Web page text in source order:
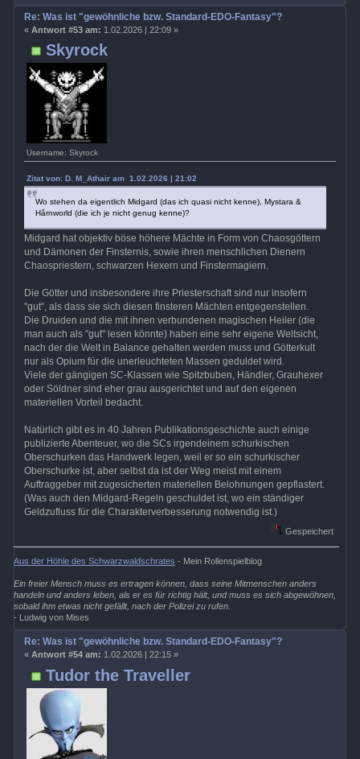
Skyrock
Username: Skyrock
Re: Was ist "gewöhnliche bzw. Standard-EDO-Fantasy"?
« Antwort #53 am: 1.02.2026 | 22:09 »
Zitat von: D. M_Athair am 1.02.2026 | 21:02
Wo stehen da eigentlich Midgard (das ich quasi nicht kenne), Mystara &
Hârnworld (die ich je nicht genug kenne)?
Midgard hat objektiv böse höhere Mächte in Form von Chaosgöttern
und Dämonen der Finsternis, sowie ihren menschlichen Dienern
Chaospriestern, schwarzen Hexern und Finstermagiern.
Die Götter und insbesondere ihre Priesterschaft sind nur insofern
"gut", als dass sie sich diesen finsteren Mächten entgegenstellen.
Die Druiden und die mit ihnen verbundenen magischen Heiler (die
man auch als "gut" lesen könnte) haben eine sehr eigene Weltsicht,
nach der die Welt in Balance gehalten werden muss und Götterkult
nur als Opium für die unerleuchteten Massen geduldet wird.
Viele der gängigen SC-Klassen wie Spitzbuben, Händler, Grauhexer
oder Söldner sind eher grau ausgerichtet und auf den eigenen
materiellen Vorteil bedacht.
Natürlich gibt es in 40 Jahren Publikationsgeschichte auch einige
publizierte Abenteuer, wo die SCs irgendeinem schurkischen
Oberschurken das Handwerk legen, weil er so ein schurkischer
Oberschurke ist, aber selbst da ist der Weg meist mit einem
Auftraggeber mit zugesicherten materiellen Belohnungen gepflastert.
(Was auch den Midgard-Regeln geschuldet ist, wo ein ständiger
Geldzufluss für die Charakterverbesserung notwendig ist.)
Gespeichert
Aus der Höhle des Schwarzwaldschrates - Mein Rollenspielblog
Ein freier Mensch muss es ertragen können, dass seine Mitmenschen anders
handeln und anders leben, als er es für richtig hält, und muss es sich abgewöhnen,
sobald ihm etwas nicht gefällt, nach der Polizei zu rufen.
- Ludwig von Mises
Tudor the Traveller
Re: Was ist "gewöhnliche bzw. Standard-EDO-Fantasy"?
« Antwort #54 am: 1.02.2026 | 22:15 »